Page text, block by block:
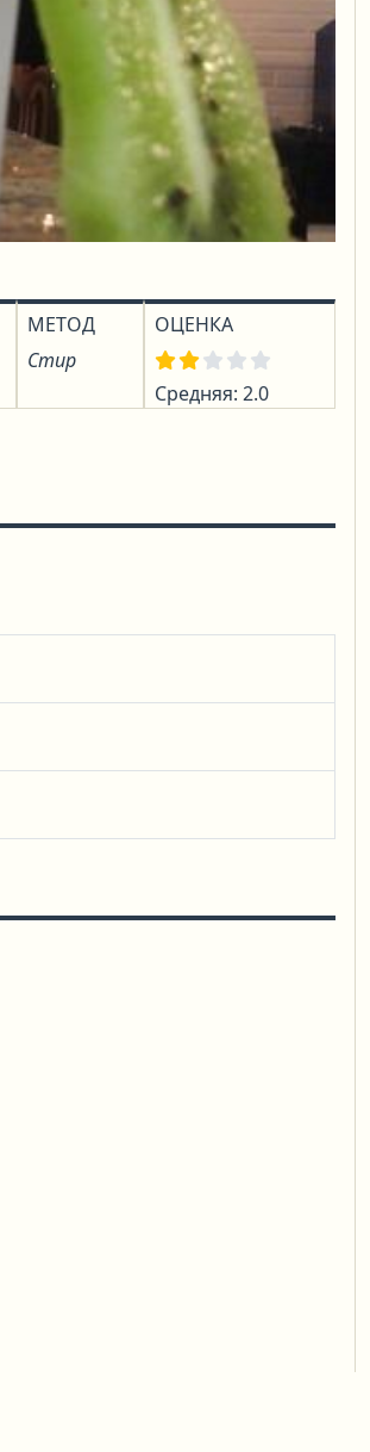
МЕТОД
Стир
ОЦЕНКА
Средняя: 2.0